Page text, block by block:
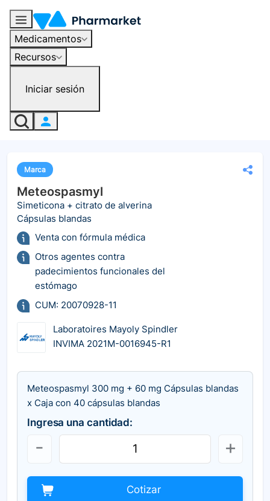
Medicamentos
Recursos
Iniciar sesión
Marca
Meteospasmyl
Simeticona + citrato de alverina
Cápsulas blandas
Venta con fórmula médica
Otros agentes contra
padecimientos funcionales del
estómago
CUM: 20070928-11
Laboratoires Mayoly Spindler
INVIMA 2021M-0016945-R1
Meteospasmyl 300 mg + 60 mg Cápsulas blandas
x Caja con 40 cápsulas blandas
Ingresa una cantidad:
Cotizar